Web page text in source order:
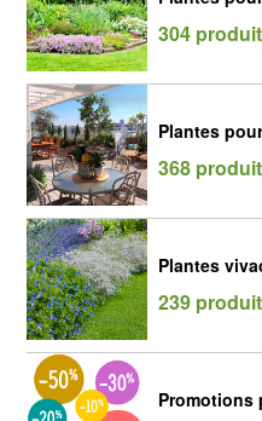
304
Plantes
368
Plantes
239
Promotions